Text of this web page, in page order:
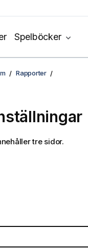
Spelböcker
Rapporter
tre sidor.